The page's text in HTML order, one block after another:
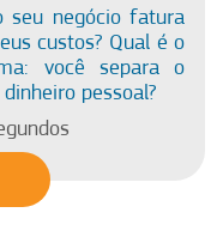
seu negócio fatura
custos? Qual é o
você separa o
pessoal?